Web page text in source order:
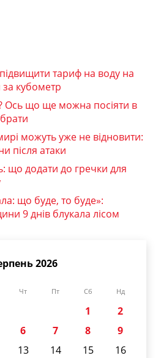
тариф на воду на
кубометр
Ось що ще можна посіяти в
можуть уже не відновити:
після атаки
що додати до гречки для
що буде, то буде»:
9 днів блукала лісом
2026
Чт Пт Сб Нд
1
2
6 7 8
9
13 14 15
16